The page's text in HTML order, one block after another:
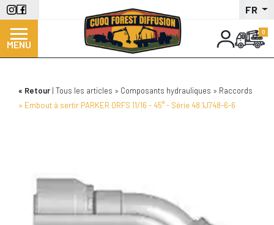
Aller
au
contenu
principal
FR
MENU
Retour Tous les articles Composants hydrauliques
Raccords
Embout à sertir PARKER ORFS 11/16 - 45° - Série 48 1J748-6-6